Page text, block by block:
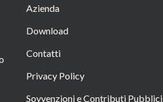
Azienda
Download
Contatti
Privacy Policy
Sovvenzioni e Contributi Pubblici